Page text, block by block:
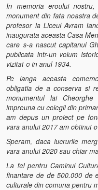
In memoria eroului
monument din fata noastra
profesor la Liceul Avram
inaugurata aceasta Casa
care s-a nascut capitanul
publicata intr-un volum
vizitat-o in anul 1934.
Pe langa aceasta
obligatia de a conserva si
monumentul lai
impreuna cu colegii din
am depus un proiect pe
vara anului 2017 am obtinut
Speram, daca lucrurile
vara anului 2020 sau chiar
La fel pentru Caminul
finantare de de 500.000 de
culturale din comuna pentru